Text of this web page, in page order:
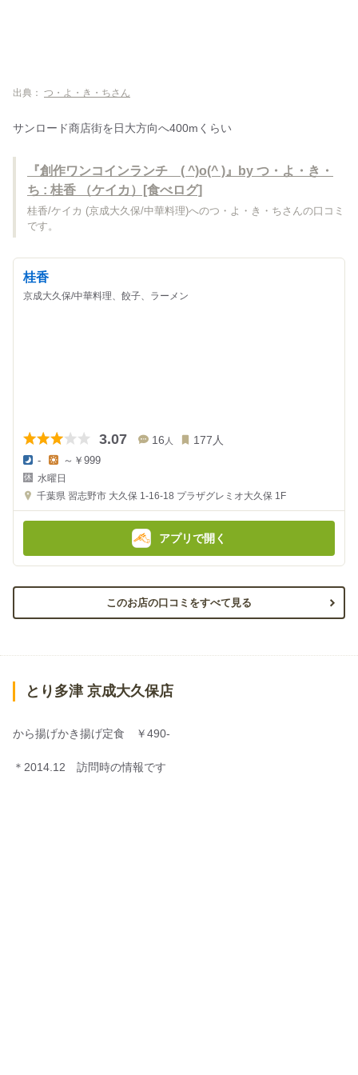
出典： つ・よ・き・ちさん
サンロード商店街を日大方向へ400mくらい
『創作ワンコインランチ ( ^)o(^ )』by つ・よ・き・
ち : 桂香 （ケイカ）[食べログ]
桂香/ケイカ (京成大久保/中華料理)へのつ・よ・き・ちさんの口コミ
です。
桂香
京成大久保/中華料理、餃子、ラーメン
3.07 16 人 177 人
夜
の
金
-
昼
の
金
額
～￥999
水曜日
千葉県 習志野市 大久保 1-16-18 プラザグレミオ大久保 1F
アプリで開く
このお店の口コミをすべて見る
とり多津 京成大久保店
から揚げかき揚げ定食 ￥490-
＊2014.12 訪問時の情報です